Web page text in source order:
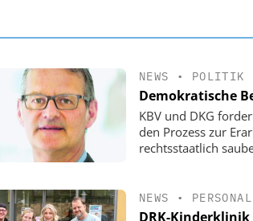
NEWS • POLITIK
Demokratische
KBV und DKG
den Prozess zur
rechtsstaatlich
NEWS • PERSONAL
DRK-